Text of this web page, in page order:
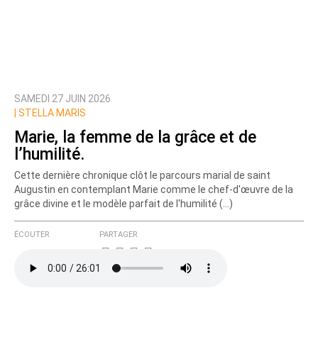
SAMEDI 27 JUIN 2026
STELLA MARIS
Marie, la femme de la grâce et de
l’humilité.
Cette dernière chronique clôt le parcours marial de saint
Augustin en contemplant Marie comme le chef-d'œuvre de la
grâce divine et le modèle parfait de l'humilité (…)
ÉCOUTER PARTAGER